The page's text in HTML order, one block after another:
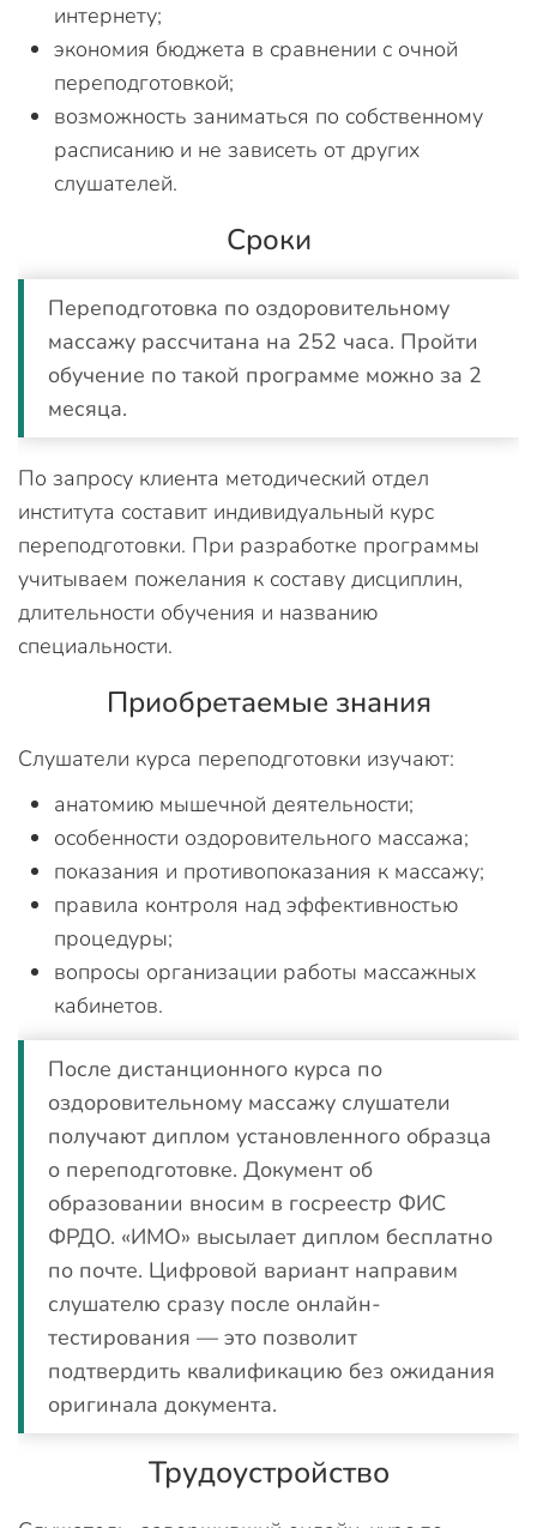
интернету;
экономия бюджета в сравнении с очной
переподготовкой;
возможность заниматься по собственному
расписанию и не зависеть от других
слушателей.
Сроки
Переподготовка по оздоровительному
массажу рассчитана на 252 часа. Пройти
обучение по такой программе можно за 2
месяца.
По запросу клиента методический отдел
института составит индивидуальный курс
переподготовки. При разработке программы
учитываем пожелания к составу дисциплин,
длительности обучения и названию
специальности.
Приобретаемые знания
Слушатели курса переподготовки изучают:
анатомию мышечной деятельности;
особенности оздоровительного массажа;
показания и противопоказания к массажу;
правила контроля над эффективностью
процедуры;
вопросы организации работы массажных
кабинетов.
После дистанционного курса по
оздоровительному массажу слушатели
получают диплом установленного образца
о переподготовке. Документ об
образовании вносим в госреестр ФИС
ФРДО. «ИМО» высылает диплом бесплатно
по почте. Цифровой вариант направим
слушателю сразу после онлайн-
тестирования — это позволит
подтвердить квалификацию без ожидания
оригинала документа.
Трудоустройство